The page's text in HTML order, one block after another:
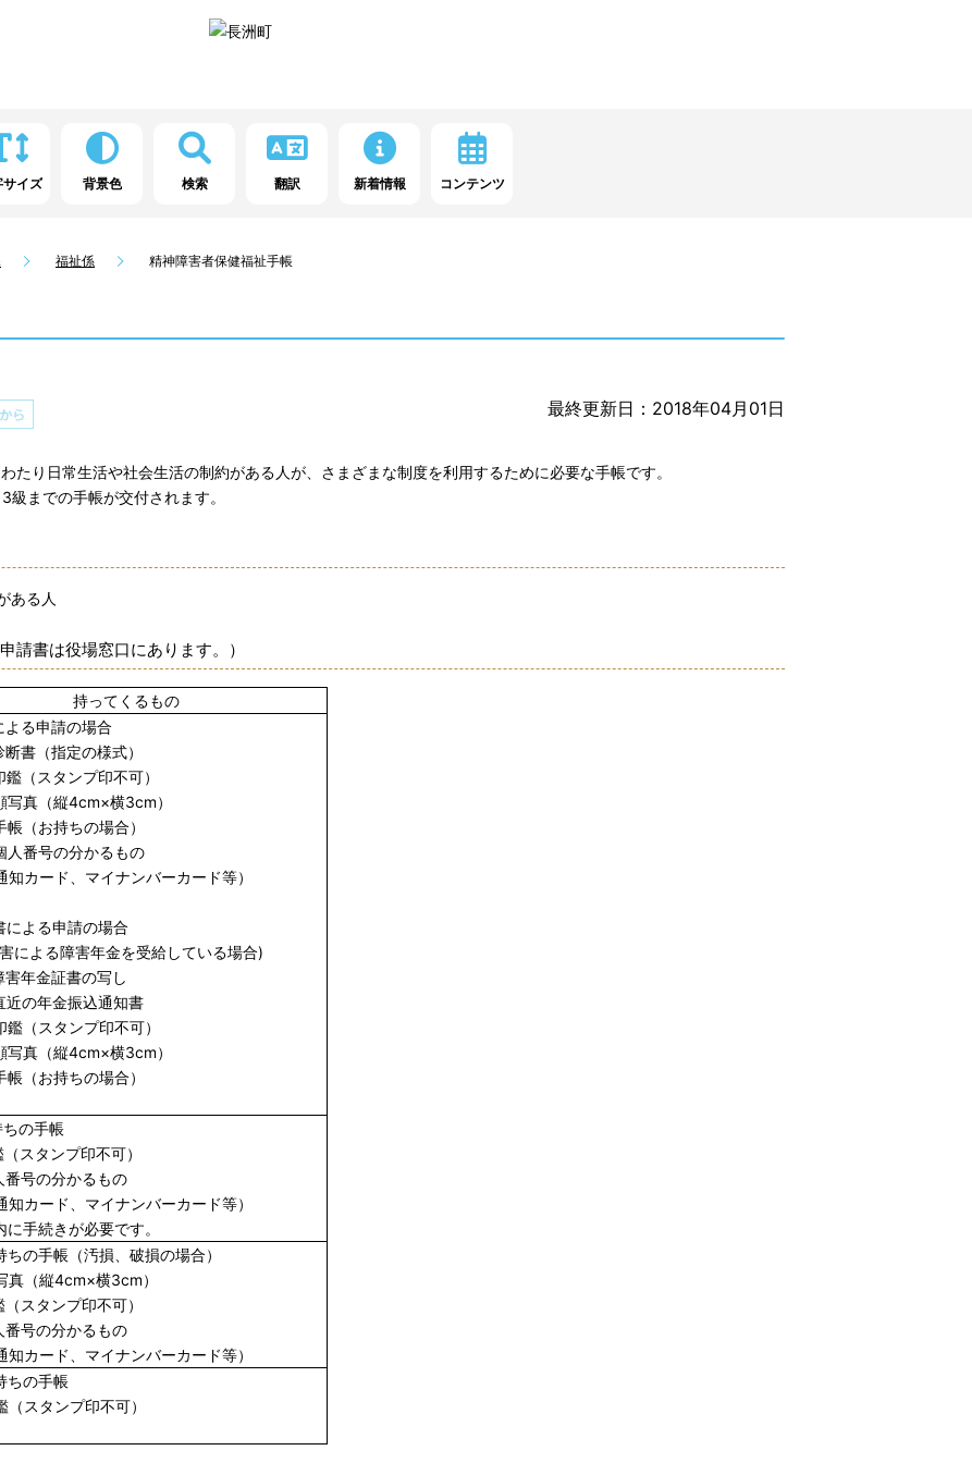
サイズ 背景色 検索 翻訳 新着情報 コンテンツ
福祉係 精神障害者保健福祉手帳
最終更新日：2018年04月01日
り日常生活や社会生活の制約がある人が、さまざまな制度を利用するために必要な手帳です。
までの手帳が交付されます。
ある人
書は役場窓口にあります。）
持ってくるもの
よる申請の場合
（指定の様式）
スタンプ印不可）
（縦4cm×横3cm）
お持ちの場合）
番号の分かるもの
ード、マイナンバーカード等）
による申請の場合
による障害年金を受給している場合)
金証書の写し
年金振込通知書
スタンプ印不可）
（縦4cm×横3cm）
お持ちの場合）
の手帳
スタンプ印不可）
号の分かるもの
ード、マイナンバーカード等）
手続きが必要です。
の手帳（汚損、破損の場合）
（縦4cm×横3cm）
スタンプ印不可）
号の分かるもの
ード、マイナンバーカード等）
の手帳
スタンプ印不可）